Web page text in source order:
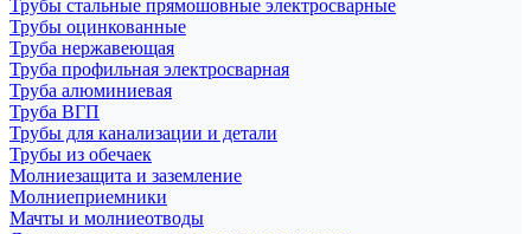
Трубы стальные прямошовные электросварные
Трубы оцинкованные
Труба нержавеющая
Труба профильная электросварная
Труба алюминиевая
Труба ВГП
Трубы для канализации и детали
Трубы из обечаек
Молниезащита и заземление
Молниеприемники
Мачты и молниеотводы